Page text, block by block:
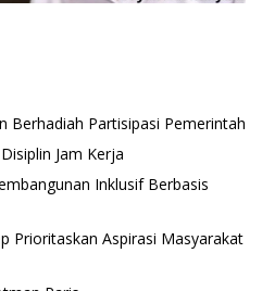
Berhadiah Partisipasi Pemerintah
Jam Kerja
Inklusif Berbasis
Prioritaskan Aspirasi Masyarakat